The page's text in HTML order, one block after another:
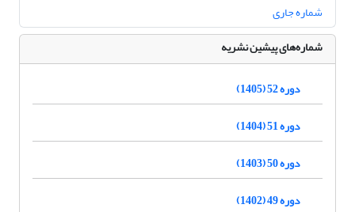
شماره جاری
شماره‌های پیشین نشریه
دوره 52 (1405)
دوره 51 (1404)
دوره 50 (1403)
دوره 49 (1402)